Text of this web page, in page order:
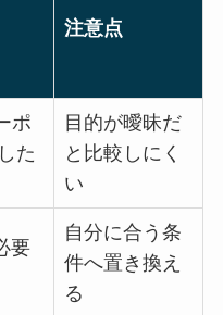
注意点
ポ
た
目的が曖昧だ
と比較しにく
い
要
自分に合う条
件へ置き換え
る